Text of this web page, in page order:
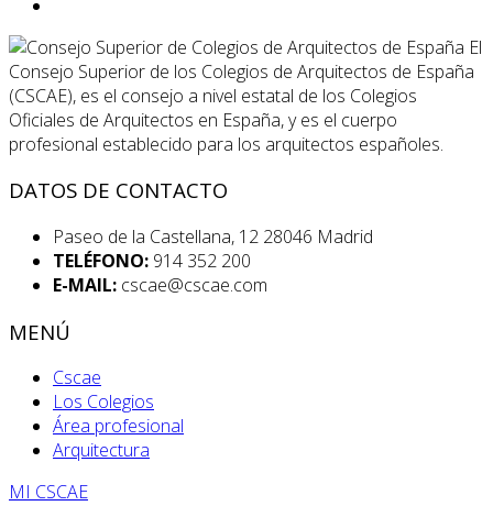
El
Consejo Superior de los Colegios de Arquitectos de España
(CSCAE), es el consejo a nivel estatal de los Colegios
Oficiales de Arquitectos en España, y es el cuerpo
profesional establecido para los arquitectos españoles.
DATOS DE CONTACTO
Paseo de la Castellana, 12 28046 Madrid
TELÉFONO: 914 352 200
E-MAIL: cscae@cscae.com
MENÚ
Cscae
Los Colegios
Área profesional
Arquitectura
MI CSCAE